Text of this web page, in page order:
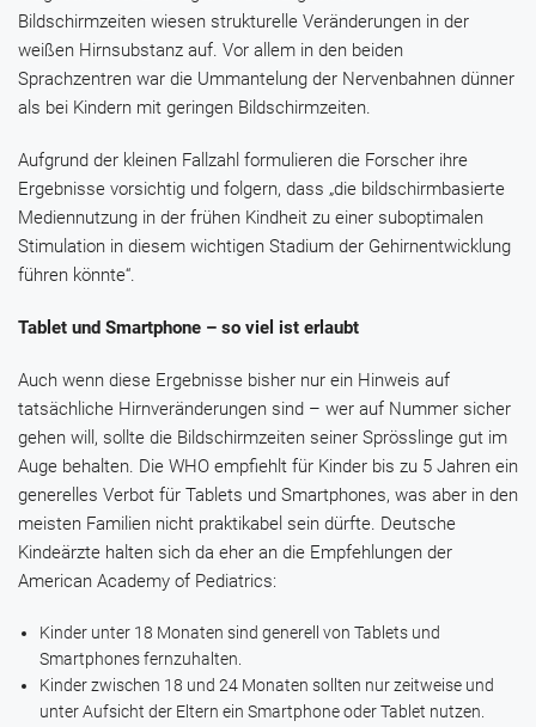
Bildschirmzeiten wiesen strukturelle Veränderungen in der
weißen Hirnsubstanz auf. Vor allem in den beiden
Sprachzentren war die Ummantelung der Nervenbahnen dünner
als bei Kindern mit geringen Bildschirmzeiten.
Aufgrund der kleinen Fallzahl formulieren die Forscher ihre
Ergebnisse vorsichtig und folgern, dass „die bildschirmbasierte
Mediennutzung in der frühen Kindheit zu einer suboptimalen
Stimulation in diesem wichtigen Stadium der Gehirnentwicklung
führen könnte“.
Tablet und Smartphone – so viel ist erlaubt
Auch wenn diese Ergebnisse bisher nur ein Hinweis auf
tatsächliche Hirnveränderungen sind – wer auf Nummer sicher
gehen will, sollte die Bildschirmzeiten seiner Sprösslinge gut im
Auge behalten. Die WHO empfiehlt für Kinder bis zu 5 Jahren ein
generelles Verbot für Tablets und Smartphones, was aber in den
meisten Familien nicht praktikabel sein dürfte. Deutsche
Kindeärzte halten sich da eher an die Empfehlungen der
American Academy of Pediatrics:
Kinder unter 18 Monaten sind generell von Tablets und
Smartphones fernzuhalten.
Kinder zwischen 18 und 24 Monaten sollten nur zeitweise und
unter Aufsicht der Eltern ein Smartphone oder Tablet nutzen.